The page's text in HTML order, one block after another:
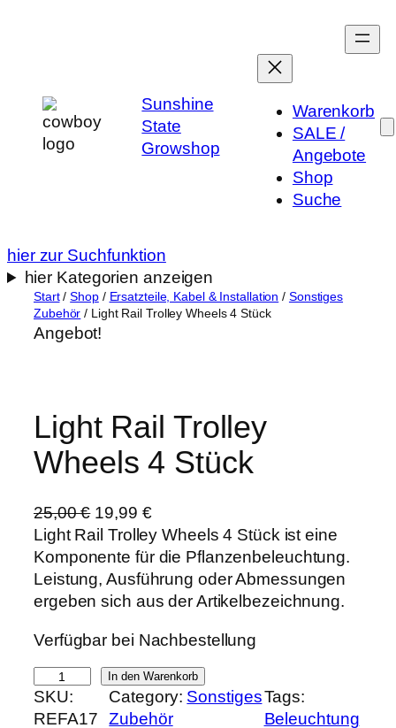
Sunshine
State
Growshop
Warenkorb
SALE /
Angebote
Shop
Suche
hier zur Suchfunktion
hier Kategorien anzeigen
Start/Shop/ Ersatzteile, Kabel & Installation / Sonstiges
Zubehör / Light Rail Trolley Wheels 4 Stück
Angebot!
Light Rail Trolley
Wheels 4 Stück
25,00€ U
r
s
p
r
n
g
i
19,99 €A
k
t
u
e
l
e
r
P
Light Rail Trolley Wheels 4 Stück ist eine
Komponente für die Pflanzenbeleuchtung.
Leistung, Ausführung oder Abmessungen
ergeben sich aus der Artikelbezeichnung.
Verfügbar bei Nachbestellung
i
g
In den Warenkorb
SKU:
REFA17
Category: Sonstiges
Zubehör
Tags:
Beleuchtung